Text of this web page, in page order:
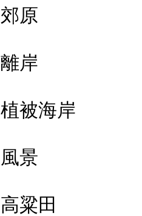
郊原
離岸
植被海岸
風景
高粱田